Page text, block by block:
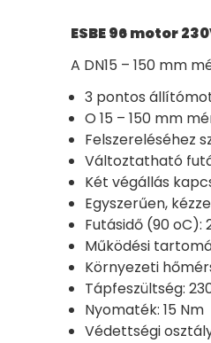
ESBE 96 motor
A DN15 – 150 mm
3 pontos
O 15 – 150 mm
Felszereléséhez
Változtatható
Két végállás
Egyszerűen,
Futásidő (90 oC):
Működési
Környezeti
Tápfeszültség:
Nyomaték: 15 Nm
Védettségi